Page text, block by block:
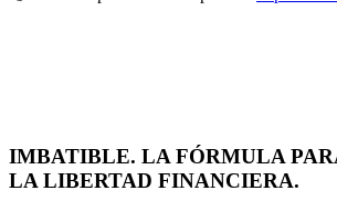
IMBATIBLE. LA FÓRMULA
LA LIBERTAD FINANCIERA.